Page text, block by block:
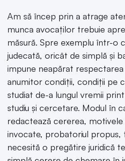
Am să încep prin a atrage
munca avocaților trebuie
măsură. Spre exemplu într-o
judecată, oricât de simplă și
impune neapărat respectarea
anumitor condiții, condiții pe
studiat de-a lungul vremii
studiu și cercetare. Modul în
redactează cererea,
invocate, probatoriul propus,
necesită o pregătire juridică